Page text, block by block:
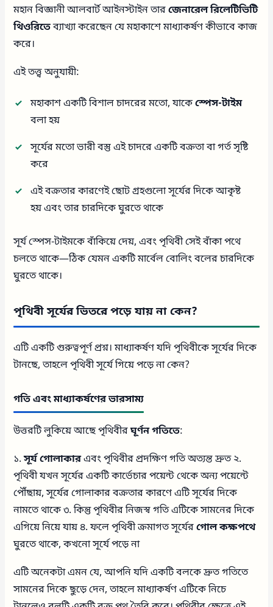
মহান বিজ্ঞানী আলবার্ট আইনস্টাইন তারজেনারেল রিলেটিভিটি
থিওরিতেব্যাখ্যা করেছেন যে মহাকাশে মাধ্যাকর্ষণ কীভাবে কাজ
করে।
এই তত্ত্ব অনুযায়ী:
মহাকাশ একটি বিশাল চাদরের মতো, যাকেস্পেস-টাইম
বলা হয়
সূর্যের মতো ভারী বস্তু এই চাদরে একটি বক্রতা বা গর্ত সৃষ্টি
করে
এই বক্রতার কারণেই ছোট গ্রহগুলো সূর্যের দিকে আকৃষ্ট
হয় এবং তার চারদিকে ঘুরতে থাকে
সূর্য স্পেস-টাইমকে বাঁকিয়ে দেয়, এবং পৃথিবী সেই বাঁকা পথে
চলতে থাকে—ঠিক যেমন একটি মার্বেল বোলিং বলের চারদিকে
ঘুরতে থাকে।
পৃথিবী সূর্যের ভিতরে পড়ে যায় না কেন?
এটি একটি গুরুত্বপূর্ণ প্রশ্ন। মাধ্যাকর্ষণ যদি পৃথিবীকে সূর্যের দিকে
টানছে, তাহলে পৃথিবী সূর্যে গিয়ে পড়ে না কেন?
গতি এবং মাধ্যাকর্ষণের ভারসাম্য
উত্তরটি লুকিয়ে আছে পৃথিবীরঘূর্ণন গতিতে:
১.সূর্য গোলাকারএবং পৃথিবীর প্রদক্ষিণ গতি অত্যন্ত দ্রুত ২.
পৃথিবী যখন সূর্যের একটি কার্ভেচার পয়েন্ট থেকে অন্য পয়েন্টে
পৌঁছায়, সূর্যের গোলাকার বক্রতার কারণে এটি সূর্যের দিকে
নামতে থাকে ৩. কিন্তু পৃথিবীর নিজস্ব গতি এটিকে সামনের দিকে
এগিয়ে নিয়ে যায় ৪. ফলে পৃথিবী ক্রমাগত সূর্যেরগোল কক্ষপথে
ঘুরতে থাকে, কখনো সূর্যে পড়ে না
এটি অনেকটা এমন যে, আপনি যদি একটি বলকে দ্রুত গতিতে
সামনের দিকে ছুড়ে দেন, তাহলে মাধ্যাকর্ষণ এটিকে নিচে